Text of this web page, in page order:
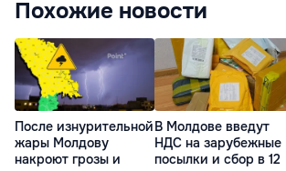
Похожие новости
После изнурительной
жары Молдову
накроют грозы и
В Молдове введут
НДС на зарубежные
посылки и сбор в 12